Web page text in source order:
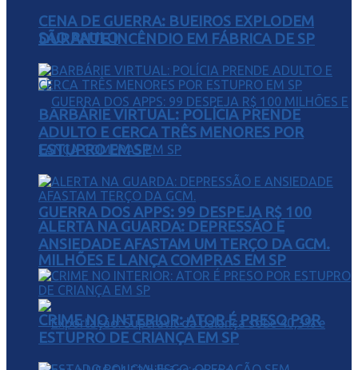
SÃO PAULO
GUERRA DOS APPS: 99 DESPEJA R$ 100
MILHÕES E LANÇA COMPRAS EM SP
CENA DE GUERRA: BUEIROS EXPLODEM
DURANTE INCÊNDIO EM FÁBRICA DE SP
BARBÁRIE VIRTUAL: POLÍCIA PRENDE
ADULTO E CERCA TRÊS MENORES POR
ESTUPRO EM SP
ALERTA NA GUARDA: DEPRESSÃO E
ANSIEDADE AFASTAM UM TERÇO DA GCM.
CRIME NO INTERIOR: ATOR É PRESO POR
ESTUPRO DE CRIANÇA EM SP